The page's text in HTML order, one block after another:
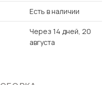
Есть в наличии
Через 14 дней, 20
августа